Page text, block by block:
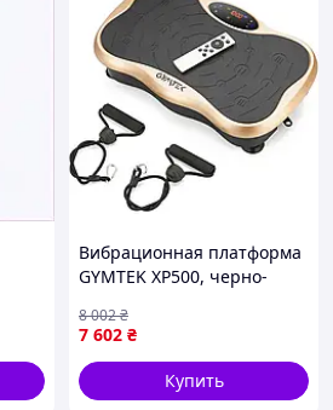
Вибрационная платформа
GYMTEK XP500, черно-
7 602 ₴
8 002₴
Купить